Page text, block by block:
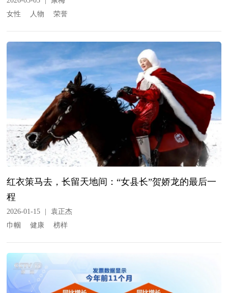
女性
人物 荣誉
红衣策马去，长留天地间：“女县长”贺娇龙的最后一
程
2026-01-15
袁正杰
巾帼
健康 榜样